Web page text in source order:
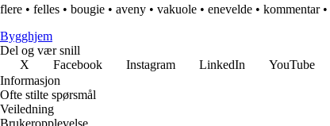
flere • felles • bougie • aveny • vakuole • enevelde • kommentar•
Bygghjem
Del og vær snill
X
Facebook Instagram LinkedIn YouTube
Informasjon
Ofte stilte spørsmål
Veiledning